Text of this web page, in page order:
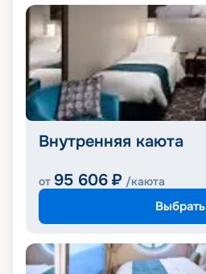
Внутренняя каюта
от 95 606 ₽ /каюта
Выбрать